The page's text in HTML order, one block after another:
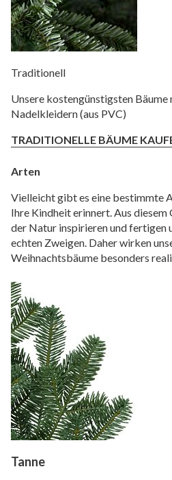
Traditionell
Unsere kostengünstigsten
Nadelkleidern (aus PVC)
TRADITIONELLE BÄUME
Arten
Vielleicht gibt es eine bestimmte
Ihre Kindheit erinnert. Aus diesem
der Natur inspirieren und fertigen
echten Zweigen. Daher wirken
Weihnachtsbäume besonders
Tanne